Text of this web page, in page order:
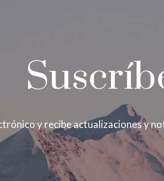
y recibe actualizaciones y